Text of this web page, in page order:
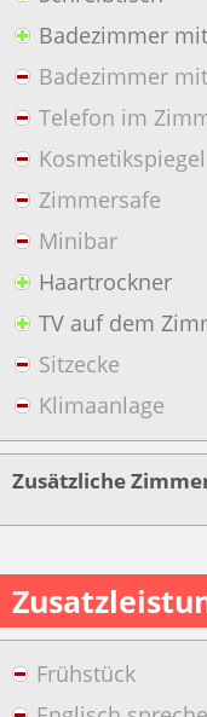
Badezimmer
Badezimmer
Telefon im
Kosmetikspiegel
Zimmersafe
Minibar
Haartrockner
TV auf dem
Sitzecke
Klimaanlage
Zusätzliche
Frühstück